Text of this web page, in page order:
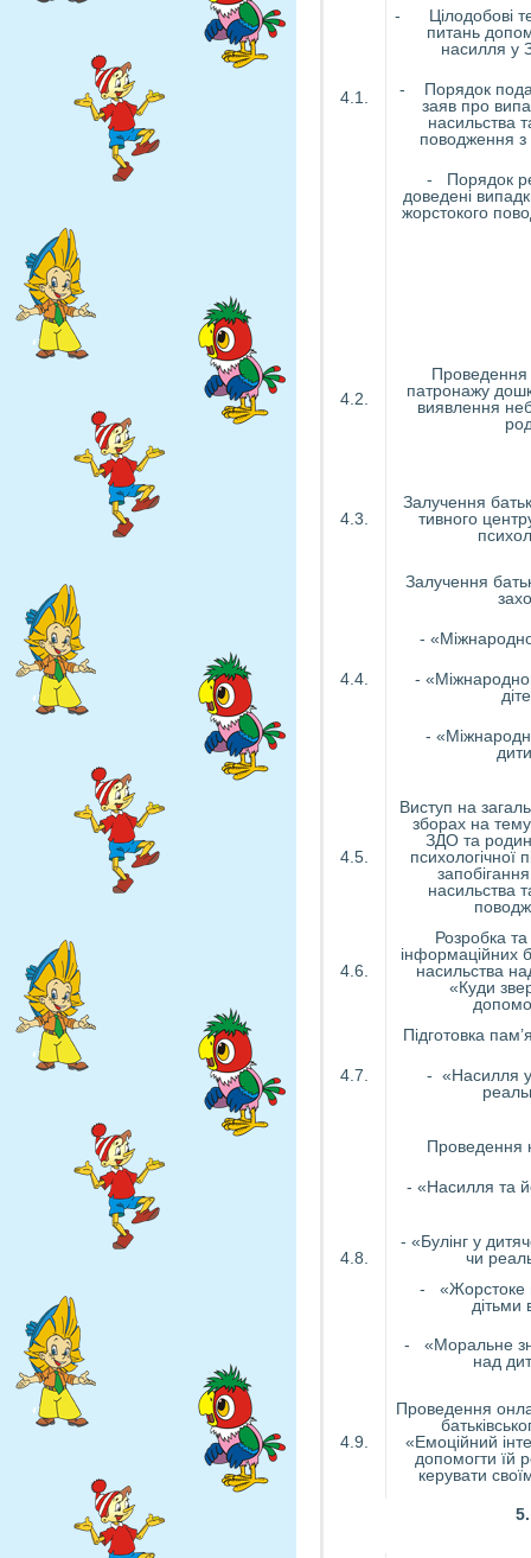
4.1.
- Цілодобові
питань
насилля у
- Порядок
заяв про
насильства
поводження
- Порядок
доведені
жорстокого
4.2.
Проведення
патронажу
виявлення
4.3.
Залучення
тивного
4.4.
Залучення
-
-
-
4.5.
Виступ на
зборах на
ЗДО та
психологічної
насильства
4.6.
Розробка
інформаційних
насильства
«Куди
4.7.
Підготовка
- «Насилля у
4.8.
Проведення
- «Насилля та
- «Булінг у
чи
- «Жорстоке
дітьми
- «Моральне
над
4.9.
Проведення
«Емоційний
допомогти їй
керувати